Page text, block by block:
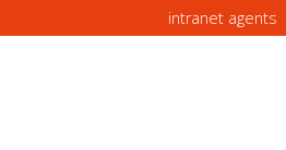
intranet agents